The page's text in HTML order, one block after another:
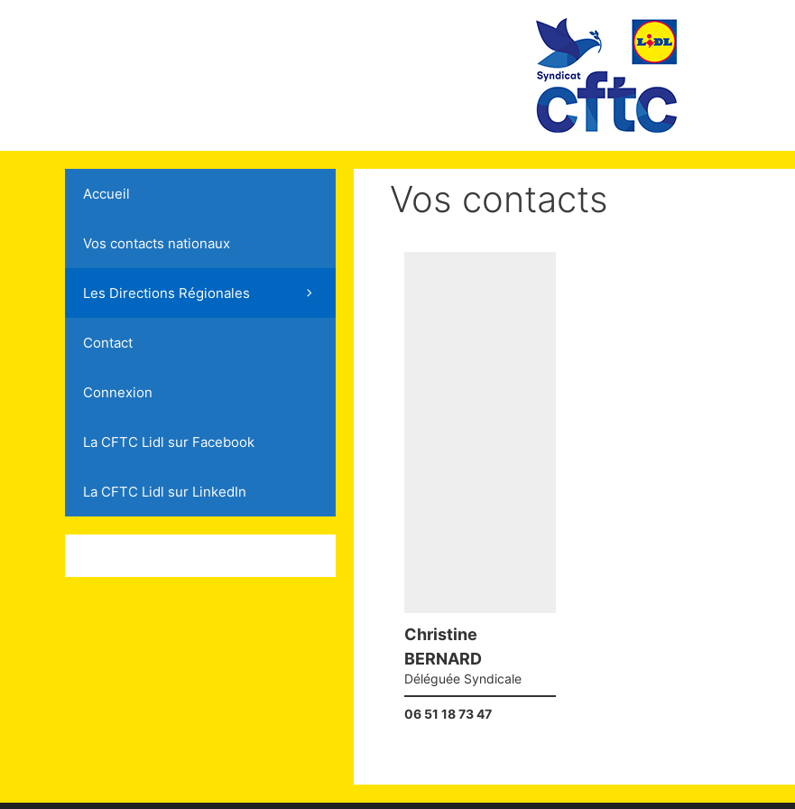
Vos contacts
Christine
BERNARD
Déléguée Syndicale
06 51 18 73 47
Accueil
Vos contacts nationaux
Les Directions Régionales
Contact
Connexion
La CFTC Lidl sur Facebook
La CFTC Lidl sur LinkedIn